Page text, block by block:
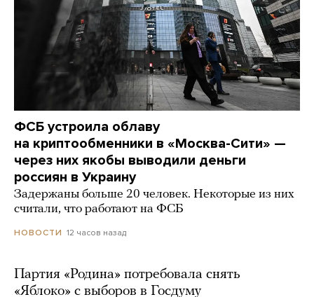
ФСБ устроила облаву
на криптообменники в «Москва-Сити» —
через них якобы выводили деньги
россиян в Украину
Задержаны больше 20 человек. Некоторые из них
считали, что работают на ФСБ
НОВОСТИ 12 часов назад
Партия «Родина» потребовала снять
«Яблоко» с выборов в Госдуму